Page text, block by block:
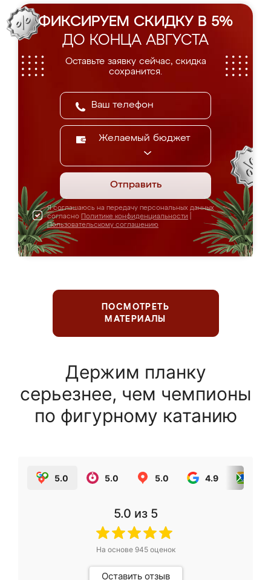
ФИКСИРУЕМ СКИДКУ В 5%
ДО КОНЦА АВГУСТА
Оставьте заявку сейчас, скидка
сохранится.
Желаемый бюджет
Отправить
Я соглашаюсь на передачу персональных данных
согласно Политике конфиденциальности
Пользовательскому соглашению
ПОСМОТРЕТЬ
МАТЕРИАЛЫ
Держим планку
серьезнее, чем чемпионы
по фигурному катанию
5.0 5.0 5.0 4.9
5.0 из 5
На основе 945оценок
Оставить отзыв